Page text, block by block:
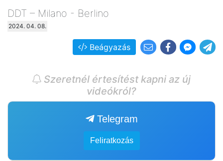
DDT – Milano - Berlino
2024. 04. 08.
Beágyazás
Szeretnél értesítést kapni az új
videókról?
Telegram
Feliratkozás